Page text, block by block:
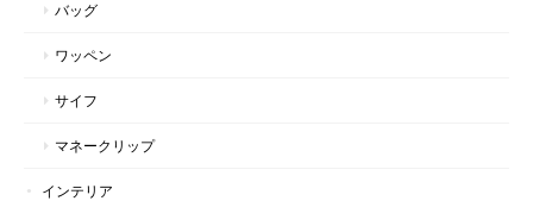
バッグ
ワッペン
サイフ
マネークリップ
インテリア